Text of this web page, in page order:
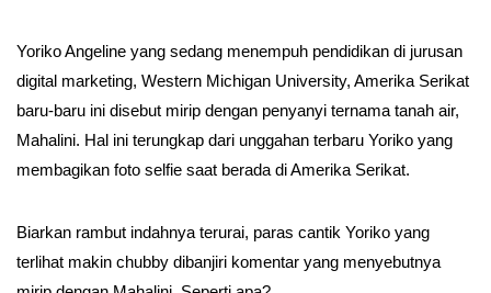
Yoriko Angeline yang sedang menempuh pendidikan di jurusan
digital marketing, Western Michigan University, Amerika Serikat
baru-baru ini disebut mirip dengan penyanyi ternama tanah air,
Mahalini. Hal ini terungkap dari unggahan terbaru Yoriko yang
membagikan foto selfie saat berada di Amerika Serikat.
Biarkan rambut indahnya terurai, paras cantik Yoriko yang
terlihat makin chubby dibanjiri komentar yang menyebutnya